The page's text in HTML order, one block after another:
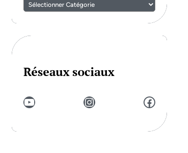
Réseaux sociaux
YouTube Instagram Facebook